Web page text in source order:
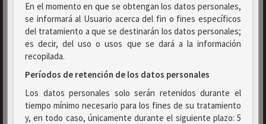
En el momento en que se obtengan los datos personales,
se informará al Usuario acerca del fin o fines específicos
del tratamiento a que se destinarán los datos personales;
es decir, del uso o usos que se dará a la información
recopilada.
Períodos de retención de los datos personales
Los datos personales solo serán retenidos durante el
tiempo mínimo necesario para los fines de su tratamiento
y, en todo caso, únicamente durante el siguiente plazo: 5